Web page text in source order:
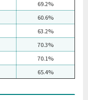
69.2%
60.6%
63.2%
70.3%
70.1%
65.4%